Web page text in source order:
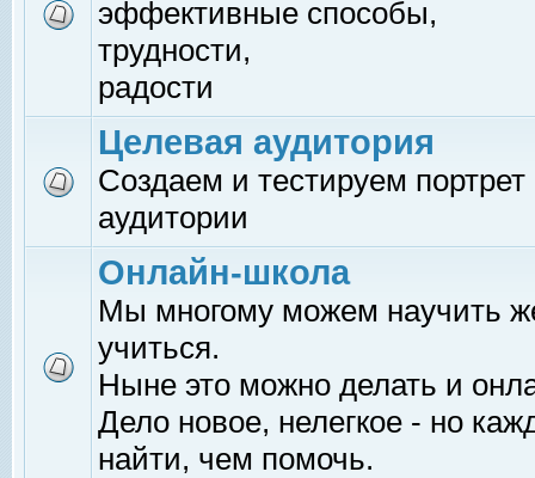
эффективные способы,
трудности,
радости
Целевая аудитория
Создаем и тестируем
аудитории
Онлайн-школа
Мы многому можем научить
учиться.
Ныне это можно делать и
Дело новое, нелегкое - но
найти, чем помочь.